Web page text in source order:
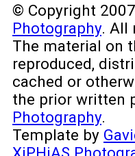
© Copyright
Photography. All
The material on
reproduced,
cached or
the prior written
Photography.
Template by